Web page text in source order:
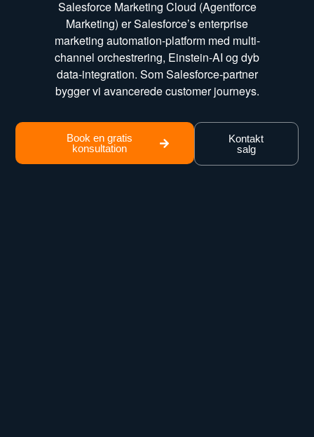
Salesforce Marketing Cloud (Agentforce
Marketing) er Salesforce’s enterprise
marketing automation-platform med multi-
channel orchestrering, Einstein-AI og dyb
data-integration. Som Salesforce-partner
bygger vi avancerede customer journeys.
Book en gratis
konsultation
Kontakt
salg